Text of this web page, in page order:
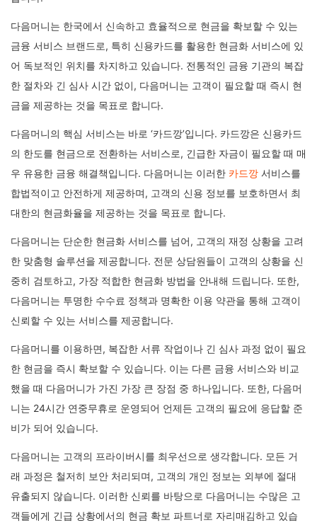
다음머니는 한국에서 신속하고 효율적으로 현금을 확보할 수 있는
금융 서비스 브랜드로, 특히 신용카드를 활용한 현금화 서비스에 있
어 독보적인 위치를 차지하고 있습니다. 전통적인 금융 기관의 복잡
한 절차와 긴 심사 시간 없이, 다음머니는 고객이 필요할 때 즉시 현
금을 제공하는 것을 목표로 합니다.
다음머니의 핵심 서비스는 바로 ‘카드깡’입니다. 카드깡은 신용카드
의 한도를 현금으로 전환하는 서비스로, 긴급한 자금이 필요할 때 매
우 유용한 금융 해결책입니다. 다음머니는 이러한 카드깡 서비스를
합법적이고 안전하게 제공하며, 고객의 신용 정보를 보호하면서 최
대한의 현금화율을 제공하는 것을 목표로 합니다.
다음머니는 단순한 현금화 서비스를 넘어, 고객의 재정 상황을 고려
한 맞춤형 솔루션을 제공합니다. 전문 상담원들이 고객의 상황을 신
중히 검토하고, 가장 적합한 현금화 방법을 안내해 드립니다. 또한,
다음머니는 투명한 수수료 정책과 명확한 이용 약관을 통해 고객이
신뢰할 수 있는 서비스를 제공합니다.
다음머니를 이용하면, 복잡한 서류 작업이나 긴 심사 과정 없이 필요
한 현금을 즉시 확보할 수 있습니다. 이는 다른 금융 서비스와 비교
했을 때 다음머니가 가진 가장 큰 장점 중 하나입니다. 또한, 다음머
니는 24시간 연중무휴로 운영되어 언제든 고객의 필요에 응답할 준
비가 되어 있습니다.
다음머니는 고객의 프라이버시를 최우선으로 생각합니다. 모든 거
래 과정은 철저히 보안 처리되며, 고객의 개인 정보는 외부에 절대
유출되지 않습니다. 이러한 신뢰를 바탕으로 다음머니는 수많은 고
객들에게 긴급 상황에서의 현금 확보 파트너로 자리매김하고 있습